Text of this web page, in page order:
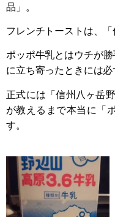
品」。
フレンチトーストは、「
ポッポ牛乳とはウチが
に立ち寄ったときには必
正式には「信州八ヶ岳
が教えるまで本当に「
す。